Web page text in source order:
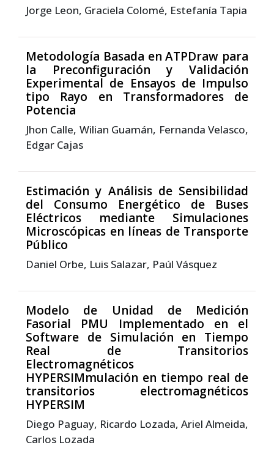
Jorge Leon, Graciela Colomé, Estefanía Tapia
Metodología Basada en ATPDraw para
la Preconfiguración y Validación
Experimental de Ensayos de Impulso
tipo Rayo en Transformadores de
Potencia
Jhon Calle, Wilian Guamán, Fernanda Velasco,
Edgar Cajas
Estimación y Análisis de Sensibilidad
del Consumo Energético de Buses
Eléctricos mediante Simulaciones
Microscópicas en líneas de Transporte
Público
Daniel Orbe, Luis Salazar, Paúl Vásquez
Modelo de Unidad de Medición
Fasorial PMU Implementado en el
Software de Simulación en Tiempo
Real de Transitorios
Electromagnéticos
HYPERSIMmulación en tiempo real de
transitorios electromagnéticos
HYPERSIM
Diego Paguay, Ricardo Lozada, Ariel Almeida,
Carlos Lozada